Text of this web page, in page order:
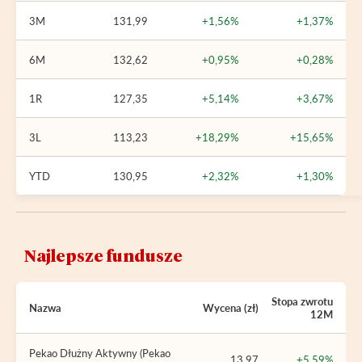
3M 131,99 +1,56% +1,37%
6M 132,62 +0,95% +0,28%
1R 127,35 +5,14% +3,67%
3L 113,23 +18,29% +15,65%
YTD 130,95 +2,32% +1,30%
Najlepsze fundusze
Nazwa Wycena (zł)
Stopa zwrotu
12M
Pekao Dłużny Aktywny (Pekao
13,97 +5,59%